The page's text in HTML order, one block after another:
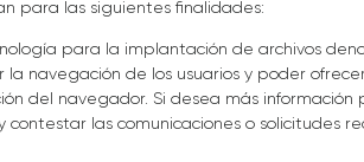
para las siguientes finalidades:
para la implantación de archivos
navegación de los usuarios y poder
del navegador. Si desea más
contestar las comunicaciones o